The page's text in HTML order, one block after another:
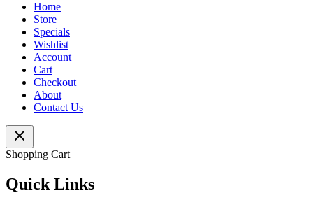
Home
Store
Specials
Wishlist
Account
Cart
Checkout
About
Contact Us
Shopping Cart
Quick Links